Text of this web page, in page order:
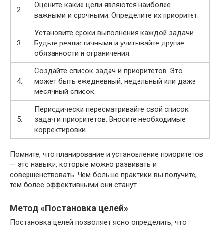
2.
Оцените какие цели являются наиболее
важными и срочными. Определите их приоритет.
3.
Установите сроки выполнения каждой задачи.
Будьте реалистичными и учитывайте другие
обязанности и ограничения.
4.
Создайте список задач и приоритетов. Это
может быть ежедневный, недельный или даже
месячный список.
5.
Периодически пересматривайте свой список
задач и приоритетов. Вносите необходимые
корректировки.
Помните, что планирование и установление приоритетов
— это навыки, которые можно развивать и
совершенствовать. Чем больше практики вы получите,
тем более эффективными они станут.
Метод «Постановка целей»
Постановка целей позволяет ясно определить, что